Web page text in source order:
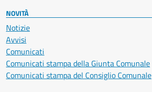
NOVITÀ
Notizie
Avvisi
Comunicati
Comunicati stampa della Giunta Comunale
Comunicati stampa del Consiglio Comunale